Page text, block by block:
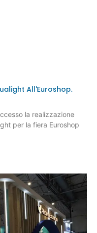
All'Euroshop.
la realizzazione
per la fiera Euroshop